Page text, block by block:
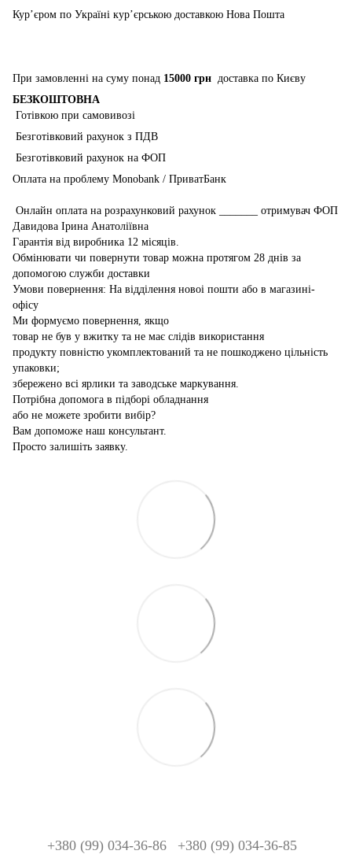
Курʼєром по Україні курʼєрською доставкою Нова Пошта
При замовленні на суму понад 15000 грн доставка по Києву
БЕЗКОШТОВНА
Готівкою при самовивозі
Безготівковий рахунок з ПДВ
Безготівковий рахунок на ФОП
Оплата на проблему Monobank / ПриватБанк
Онлайн оплата на розрахунковий рахунок _______ отримувач ФОП
Давидова Ірина Анатоліївна
Гарантія від виробника 12 місяців.
Обмінювати чи повернути товар можна протягом 28 днів за
допомогою служби доставки
Умови повернення: На відділення новоі пошти або в магазині-
офісу
Ми формуємо повернення, якщо
товар не був у вжитку та не має слідів використання
продукту повністю укомплектований та не пошкоджено цільність
упаковки;
збережено всі ярлики та заводське маркування.
Потрібна допомога в підборі обладнання
або не можете зробити вибір?
Вам допоможе наш консультант.
Просто залишіть заявку.
+380 (99) 034-36-86 +380 (99) 034-36-85